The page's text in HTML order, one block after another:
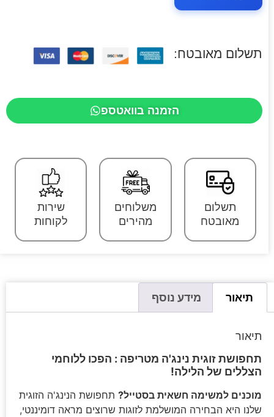
תשלום מאובטח:
הזמנה בוואטספ
תשלום
מאובטח
משלוחים
מהירים
שירות
לקוחות
תיאור מידע נוסף
תיאור
תחפושת זוגית נינג'ה מטריפה : הפכו ללוחמי
הצללים של הלילה!
מוכנים למשימה חשאית בסטייל? תחפושת הנינג'ה הזוגית
שלנו היא הבחירה המושלמת לזוגות שרוצים מראה דומיננטי,